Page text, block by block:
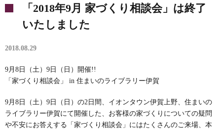
「2018年9月 家づくり相談会」は終了
いたしました
2018.08.29
9月8日（土）9日（日）開催!!
「家づくり相談会」 in 住まいのライブラリー伊賀
9月8日（土）9日（日）の2日間、イオンタウン伊賀上野、住まいの
ライブラリー伊賀にて開催した、お客様の家づくりについての疑問
や不安にお答えする「家づくり相談会」にはたくさんのご来場、本